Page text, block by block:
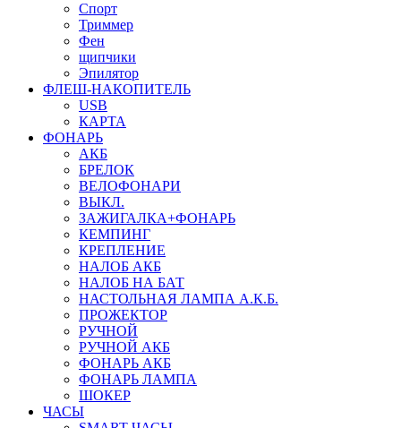
Спорт
Триммер
Фен
щипчики
Эпилятор
ФЛЕШ-НАКОПИТЕЛЬ
USB
КАРТА
ФОНАРЬ
АКБ
БРЕЛОК
ВЕЛОФОНАРИ
ВЫКЛ.
ЗАЖИГАЛКА+ФОНАРЬ
КЕМПИНГ
КРЕПЛЕНИЕ
НАЛОБ АКБ
НАЛОБ НА БАТ
НАСТОЛЬНАЯ ЛАМПА А.К.Б.
ПРОЖЕКТОР
РУЧНОЙ
РУЧНОЙ АКБ
ФОНАРЬ АКБ
ФОНАРЬ ЛАМПА
ШОКЕР
ЧАСЫ